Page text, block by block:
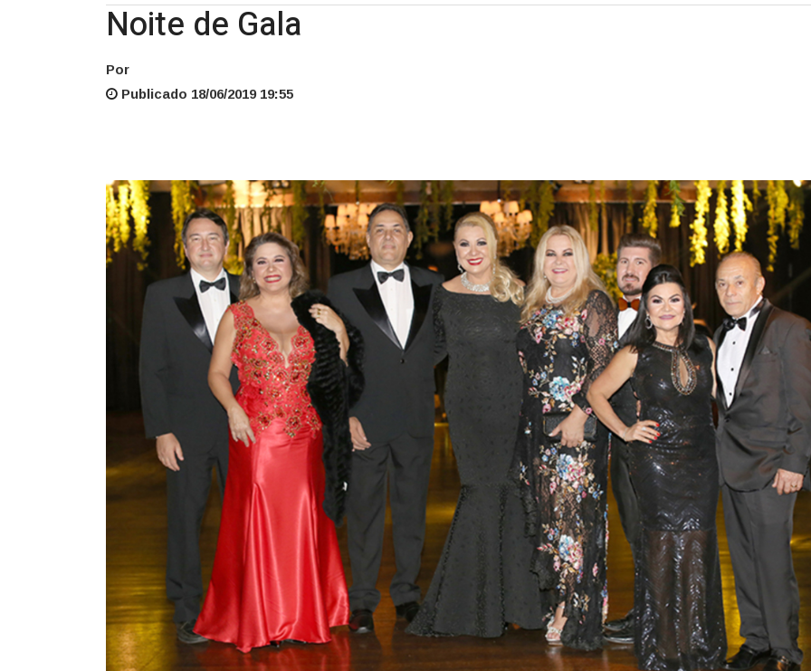
Noite de Gala
Por
Publicado 18/06/2019 19:55